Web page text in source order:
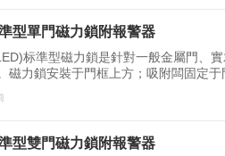
型單門磁力鎖附報警器
标準型磁力鎖是針對一般金屬門、
磁力鎖安裝于門框上方；吸附闆固定
型雙門磁力鎖附報警器